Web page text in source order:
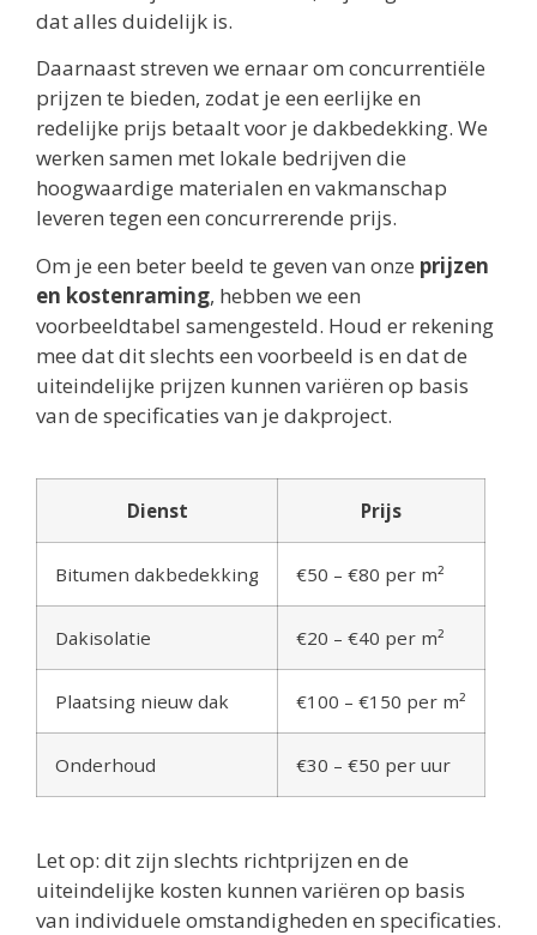
dat alles duidelijk is.
Daarnaast streven we ernaar om concurrentiële
prijzen te bieden, zodat je een eerlijke en
redelijke prijs betaalt voor je dakbedekking. We
werken samen met lokale bedrijven die
hoogwaardige materialen en vakmanschap
leveren tegen een concurrerende prijs.
Om je een beter beeld te geven van onze prijzen
en kostenraming, hebben we een
voorbeeldtabel samengesteld. Houd er rekening
mee dat dit slechts een voorbeeld is en dat de
uiteindelijke prijzen kunnen variëren op basis
van de specificaties van je dakproject.
Dienst Prijs
Bitumen dakbedekking €50 – €80 per m²
Dakisolatie €20 – €40 per m²
Plaatsing nieuw dak €100 – €150 per m²
Onderhoud €30 – €50 per uur
Let op: dit zijn slechts richtprijzen en de
uiteindelijke kosten kunnen variëren op basis
van individuele omstandigheden en specificaties.